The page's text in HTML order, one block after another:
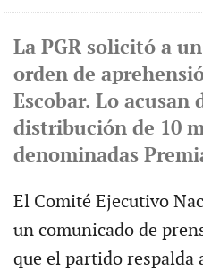
La PGR solicitó a
orden de
Escobar. Lo acusan
distribución de 10
denominadas
El Comité Ejecutivo
un comunicado de
que el partido respalda